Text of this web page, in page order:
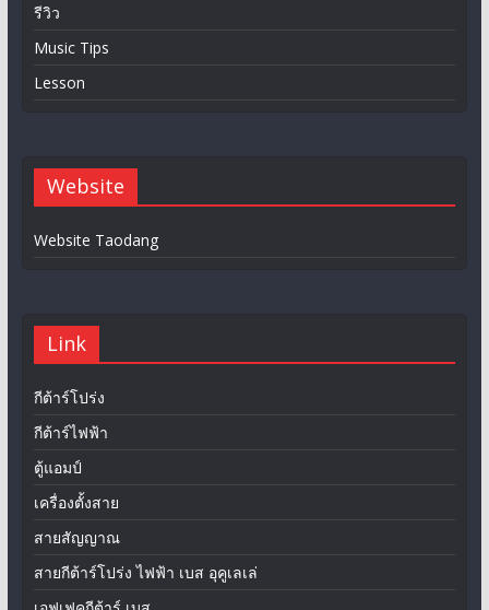
รีวิว
Music Tips
Lesson
Website
Website Taodang
Link
กีต้าร์โปร่ง
กีต้าร์ไฟฟ้า
ตู้แอมป์
เครื่องตั้งสาย
สายสัญญาณ
สายกีต้าร์โปร่ง ไฟฟ้า เบส อุคูเลเล่